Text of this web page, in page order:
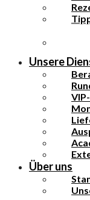
Unsere
Über uns